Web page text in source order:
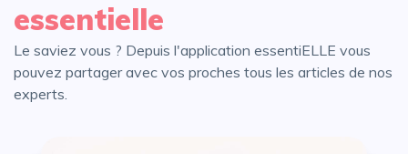
essentielle
Le saviez vous ? Depuis l'application essentiELLE vous
pouvez partager avec vos proches tous les articles de nos
experts.